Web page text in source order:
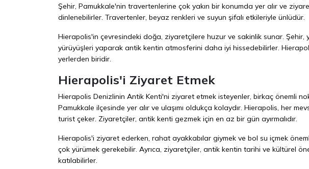
Şehir, Pamukkale'nin travertenlerine çok yakın bir konumda yer alır ve
dinlenebilirler. Travertenler, beyaz renkleri ve suyun şifalı etkileriyle ünlüdür.
Hierapolis'in çevresindeki doğa, ziyaretçilere huzur ve sakinlik sunar. Şehir,
yürüyüşleri yaparak antik kentin atmosferini daha iyi hissedebilirler.
yerlerden biridir.
Hierapolis'i Ziyaret Etmek
Hierapolis Denizlinin Antik Kenti'ni ziyaret etmek isteyenler, birkaç önemli
Pamukkale ilçesinde yer alır ve ulaşımı oldukça kolaydır. Hierapolis, her
turist çeker. Ziyaretçiler, antik kenti gezmek için en az bir gün ayırmalıdır.
Hierapolis'i ziyaret ederken, rahat ayakkabılar giymek ve bol su içmek
çok yürümek gerekebilir. Ayrıca, ziyaretçiler, antik kentin tarihi ve kültürel
katılabilirler.